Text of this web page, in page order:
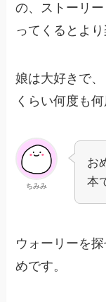
の、ストーリ
ってくるとより
娘は大好きで
くらい何度も
ちみみ
お
本
ウォーリーを
めです。